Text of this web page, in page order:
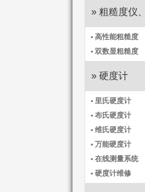
» 粗糙度仪
• 高性能粗糙度
• 双数显粗糙度
» 硬度计
• 里氏硬度计
• 布氏硬度计
• 维氏硬度计
• 万能硬度计
• 在线测量系统
• 硬度计维修